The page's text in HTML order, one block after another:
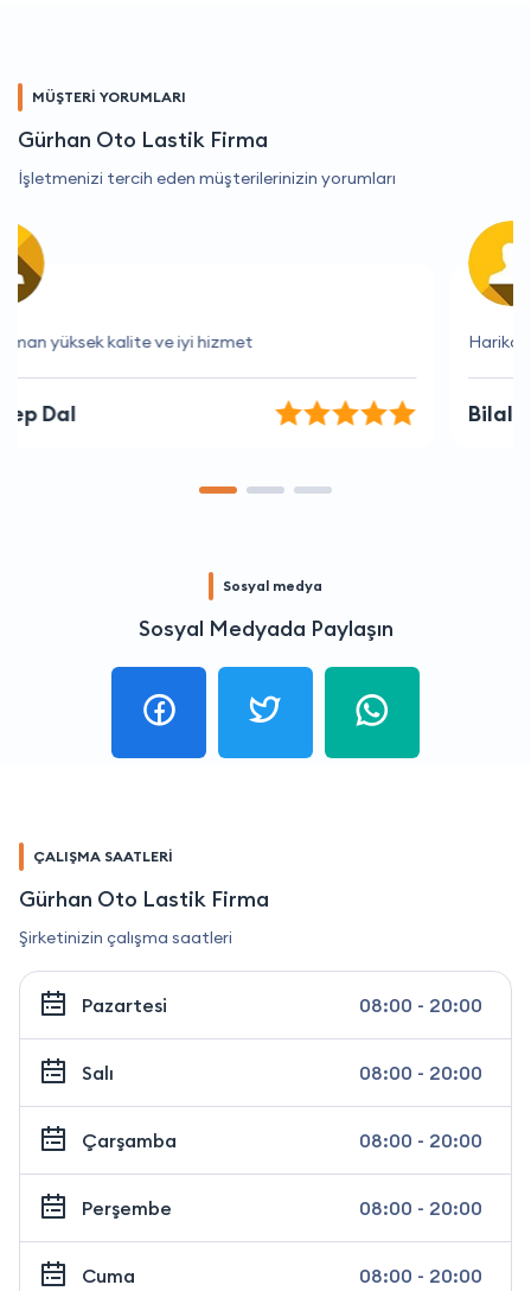
MÜŞTERİ YORUMLARI
Gürhan Oto Lastik Firma
İşletmenizi tercih eden müşterilerinizin yorumları
Harika bir deneyim, kesinlikle tavsiye ederim
Bilal Tekin
Sosyal medya
Sosyal Medyada Paylaşın
ÇALIŞMA SAATLERİ
Gürhan Oto Lastik Firma
Şirketinizin çalışma saatleri
Pazartesi 08:00 - 20:00
Salı 08:00 - 20:00
Çarşamba 08:00 - 20:00
Perşembe 08:00 - 20:00
Cuma 08:00 - 20:00